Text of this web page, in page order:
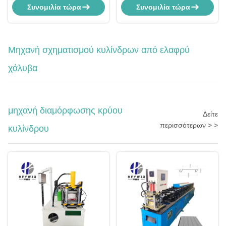
υψηλής ταχύτητας 430 με
υδραυλική μετάδοση πίεσης και
Συνομιλία τώρα
Υψηλού Υψομέτρου με Ύψος
Ανύψωσης 18,5μ, Χωρητικότητα
Συνομιλία τώρα
Μηχανή σχηματισμού κυλίνδρων από ελαφρύ
χάλυβα
μηχανή διαμόρφωσης κρύου
κυλίνδρου
Δείτε
περισσότερων > >